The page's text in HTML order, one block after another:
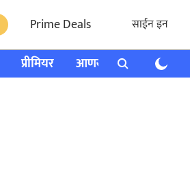
Prime Deals साईन इन
प्रीमियर आणखी राशी भविष्य